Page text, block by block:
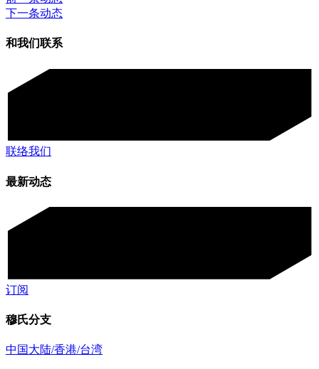
下一条动态
和我们联系
联络我们
最新动态
订阅
穆氏分支
中国大陆/香港/台湾